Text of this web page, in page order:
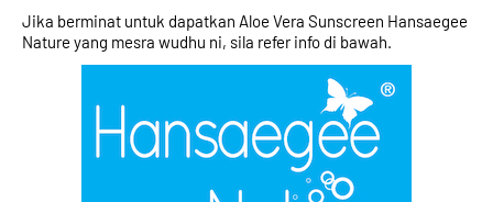
Jika berminat untuk dapatkan Aloe Vera Sunscreen Hansaegee
Nature yang mesra wudhu ni, sila refer info di bawah.